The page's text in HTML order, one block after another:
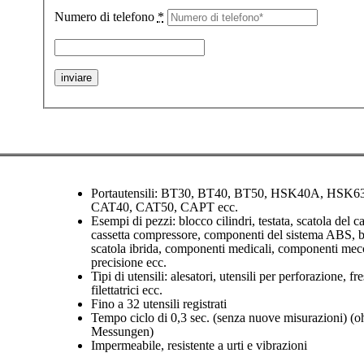
Numero di telefono *
Portautensili: BT30, BT40, BT50, HSK40A,
CAT40, CAT50, CAPT ecc.
Esempi di pezzi: blocco cilindri, testata, scatola del
cassetta compressore, componenti del sistema ABS,
scatola ibrida, componenti medicali, componenti
precisione ecc.
Tipi di utensili: alesatori, utensili per perforazione,
filettatrici ecc.
Fino a 32 utensili registrati
Tempo ciclo di 0,3 sec. (senza nuove misurazioni)
Messungen)
Impermeabile, resistente a urti e vibrazioni